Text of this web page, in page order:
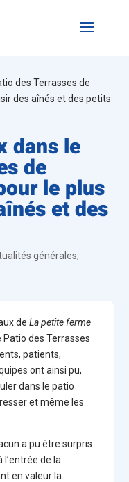
des Terrasses de
des aînés et des petits
dans le
de
le plus
et des
générales,
deLa petite ferme
des Terrasses
patients,
ont ainsi pu,
dans le patio
et même les
a pu être surpris
de la
en valeur la